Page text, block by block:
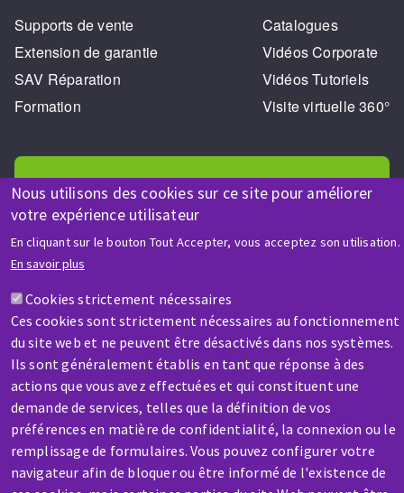
Nous utilisons des cookies sur ce site pour améliorer
votre expérience utilisateur
En cliquant sur le bouton Tout Accepter, vous acceptez son utilisation.
En savoir plus
Cookies strictement nécessaires
Ces cookies sont strictement nécessaires au fonctionnement
du site web et ne peuvent être désactivés dans nos systèmes.
Ils sont généralement établis en tant que réponse à des
actions que vous avez effectuées et qui constituent une
demande de services, telles que la définition de vos
préférences en matière de confidentialité, la connexion ou le
remplissage de formulaires. Vous pouvez configurer votre
navigateur afin de bloquer ou être informé de l'existence de
Supports de vente
Extension de garantie
SAV Réparation
Formation
Catalogues
Vidéos Corporate
Vidéos Tutoriels
Visite virtuelle 360°
AIDE & CONTACT
Une question ? Un renseignement ?
Contactez-nous
SAV / RÉPARATION